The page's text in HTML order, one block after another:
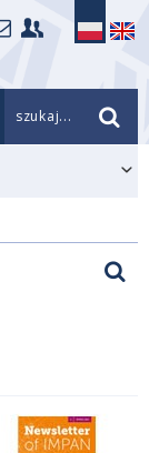
szukaj...